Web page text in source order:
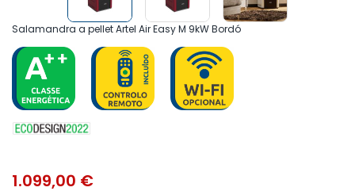
Salamandra a pellet Artel Air Easy M 9kW Bordó
1.099,00 €